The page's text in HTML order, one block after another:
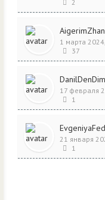
2
1 марта
37
17 февраля
1
21 января
1